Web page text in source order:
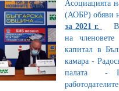
Асоциацията
(АОБР) обяви
за 2021 г.
В
на
капитал в
камара -
палата -